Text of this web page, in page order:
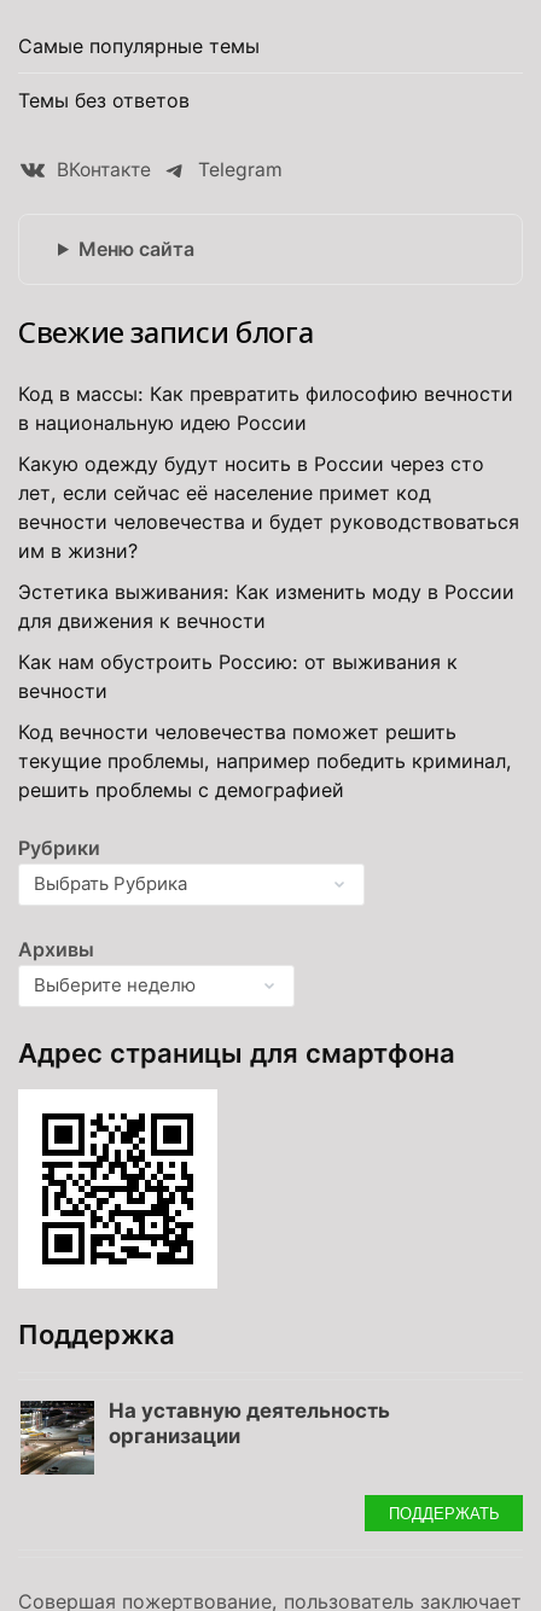
Самые популярные темы
Темы без ответов
ВКонтакте Telegram
Меню сайта
Свежие записи блога
Код в массы: Как превратить философию вечности
в национальную идею России
Какую одежду будут носить в России через сто
лет, если сейчас её население примет код
вечности человечества и будет руководствоваться
им в жизни?
Эстетика выживания: Как изменить моду в России
для движения к вечности
Как нам обустроить Россию: от выживания к
вечности
Код вечности человечества поможет решить
текущие проблемы, например победить криминал,
решить проблемы с демографией
Рубрики
Архивы
Адрес страницы для смартфона
Поддержка
На уставную деятельность
организации
ПОДДЕРЖАТЬ
Совершая пожертвование, пользователь заключает